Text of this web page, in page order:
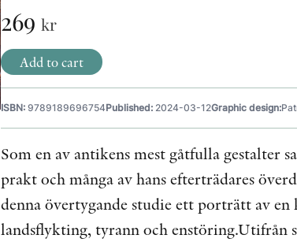
269 kr
Add to cart
ISBN: 9789189696754Published: 2024-03-12Graphic design:
Som en av antikens mest gåtfulla gestalter
prakt och många av hans efterträdares
denna övertygande studie ett porträtt av
landsflykting, tyrann och enstöring.Utifrån